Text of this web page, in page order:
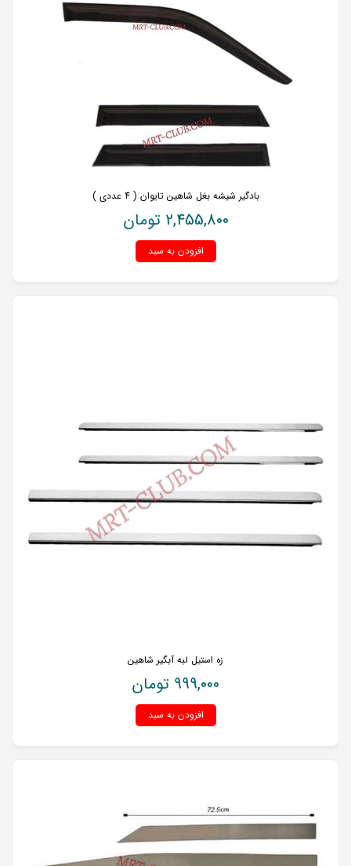
بادگیر شیشه بغل شاهین تایوان ( 4 عددی )
2,455,800 تومان
افزودن به سبد
زه استیل لبه آبگیر شاهین
999,000 تومان
افزودن به سبد